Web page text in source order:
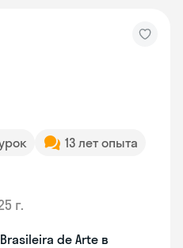
13 лет опыта
г.
de Arte в